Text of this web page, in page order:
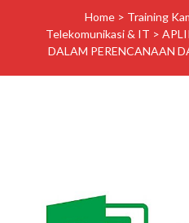
Home > Training
Telekomunikasi & IT >
DALAM PERENCANAAN